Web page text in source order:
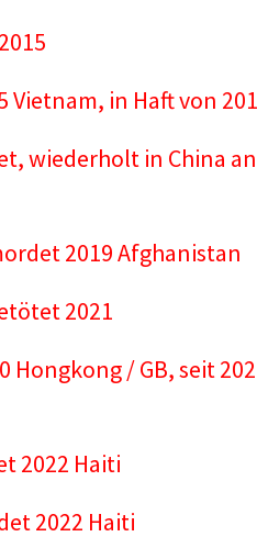
in Haft von
wiederholt in China
2019 Afghanistan
2021
/ GB, seit
2022 Haiti
2022 Haiti